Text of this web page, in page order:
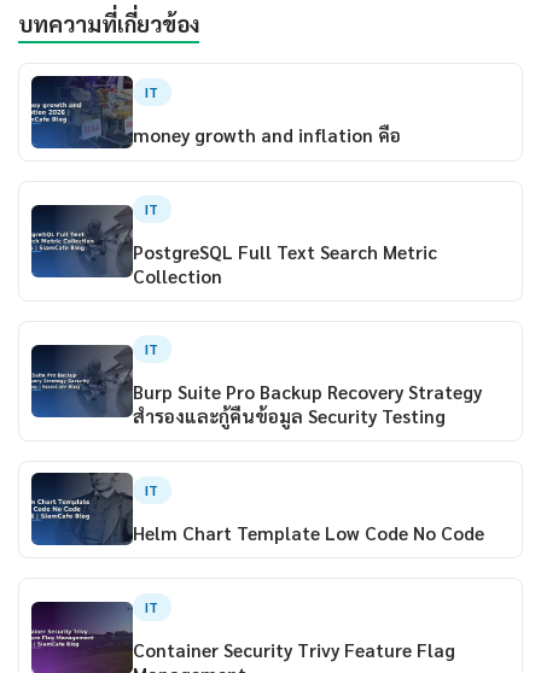
บทความที่เกี่ยวข้อง
IT
money growth and inflation คือ
IT
PostgreSQL Full Text Search Metric
Collection
IT
Burp Suite Pro Backup Recovery Strategy
สำรองและกู้คืนข้อมูล Security Testing
IT
Helm Chart Template Low Code No Code
IT
Container Security Trivy Feature Flag